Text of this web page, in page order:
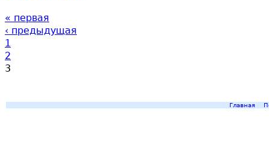
« первая
‹ предыдущая
1
2
3
Главная